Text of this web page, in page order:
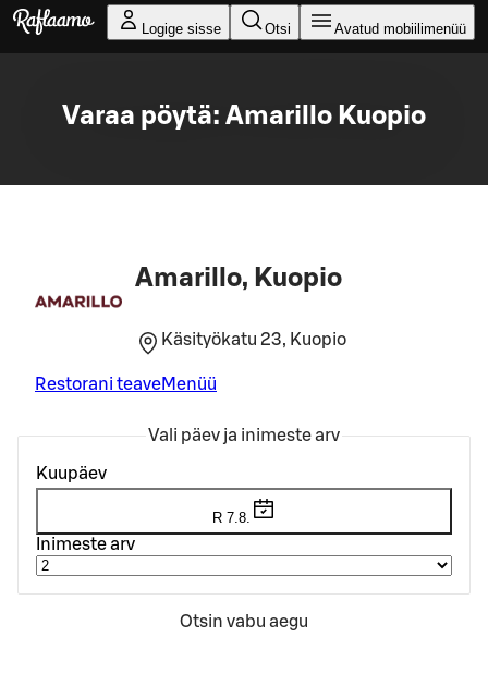
Liigu peamise sisu juurde
Logige sisse Otsi Avatud mobiilimenüü
Varaa pöytä: Amarillo Kuopio
Amarillo, Kuopio
Käsityökatu 23, Kuopio
Restorani teaveMenüü
Vali päev ja inimeste arv
Kuupäev
R 7.8.
Inimeste arv
Otsin vabu aegu